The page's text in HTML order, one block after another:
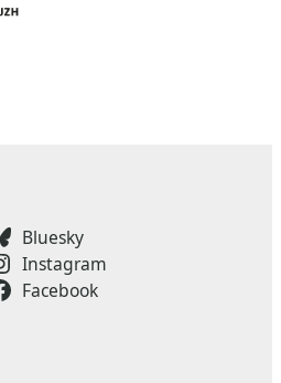
Bluesky
Instagram
Facebook